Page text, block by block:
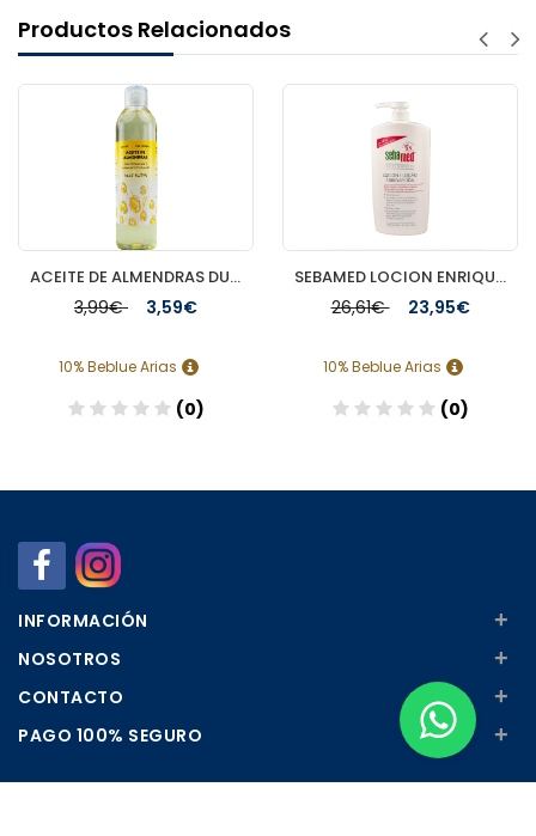
Productos Relacionados
ACEITE DE ALMENDRAS DULCES LOLES FUSTER 250 ML
3,99€ 3,59€
10% Beblue Arias
(0)
SEBAMED LOCION ENRIQUECIDA 1000 ML
26,61€ 23,95€
10% Beblue Arias
(0)
INFORMACIÓN +
NOSOTROS +
CONTACTO +
PAGO 100% SEGURO +